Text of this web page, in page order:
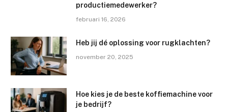
productiemedewerker?
februari 16, 2026
Heb jij dé oplossing voor rugklachten?
november 20, 2025
Hoe kies je de beste koffiemachine voor
je bedrijf?